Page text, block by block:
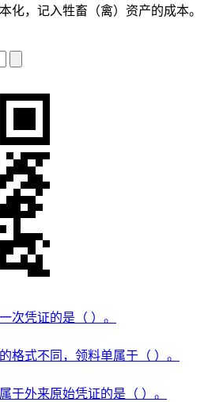
化，记入牲畜（禽）资产的成本。
次凭证的是（ ）。
格式不同，领料单属于（ ）。
于外来原始凭证的是（ ）。